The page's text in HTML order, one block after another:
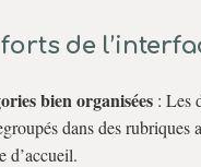
de
bien organisées : Les
dans des rubriques
d’accueil.